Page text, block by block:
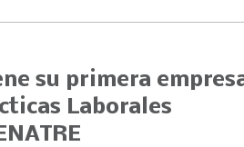
su primera
Laborales